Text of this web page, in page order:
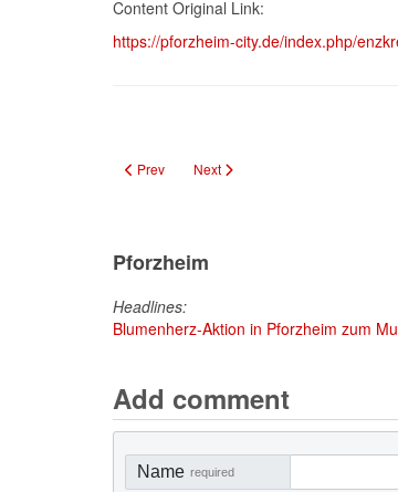
Content Original Link:
https://pforzheim-city.de/index.php/
Previous article: Niefern-Öschelbronn – Vom
Prev Next article: Freibad Neuenbürg:
Next
Pforzheim
Headlines:
Blumenherz-Aktion in Pforzheim zum
Add comment
Name required